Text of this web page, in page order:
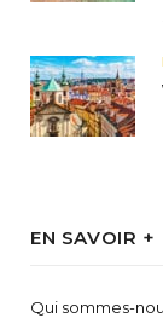
EN SAVOIR +
Qui sommes-